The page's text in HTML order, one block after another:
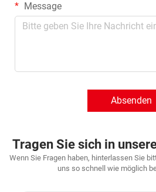
Message
Absenden
Tragen Sie sich in
Wenn Sie Fragen haben, hinterlassen Sie
uns so schnell wie möglich